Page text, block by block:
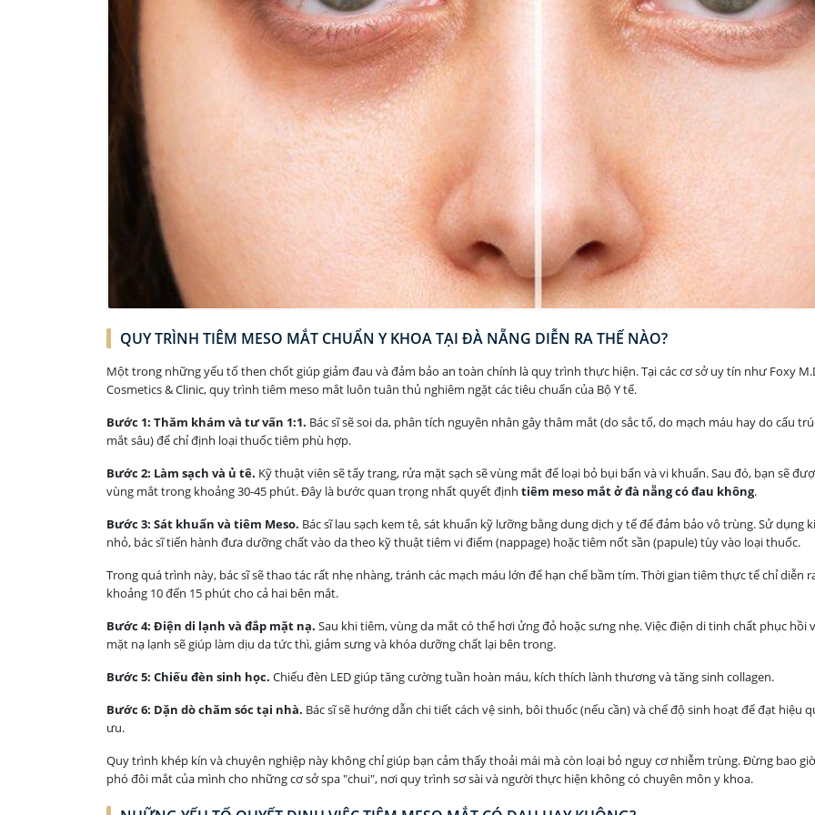
QUY TRÌNH TIÊM MESO MẮT CHUẨN Y KHOA TẠI ĐÀ NẴNG DIỄN RA THẾ NÀO?
Một trong những yếu tố then chốt giúp giảm đau và đảm bảo an toàn chính là quy trình thực hiện. Tại các cơ sở uy tín như Foxy
Cosmetics & Clinic, quy trình tiêm meso mắt luôn tuân thủ nghiêm ngặt các tiêu chuẩn của Bộ Y tế.
Bước 1: Thăm khám và tư vấn 1:1. Bác sĩ sẽ soi da, phân tích nguyên nhân gây thâm mắt (do sắc tố, do mạch máu hay do cấu
mắt sâu) để chỉ định loại thuốc tiêm phù hợp.
Bước 2: Làm sạch và ủ tê. Kỹ thuật viên sẽ tẩy trang, rửa mặt sạch sẽ vùng mắt để loại bỏ bụi bẩn và vi khuẩn. Sau đó, bạn sẽ
vùng mắt trong khoảng 30-45 phút. Đây là bước quan trọng nhất quyết định tiêm meso mắt ở đà nẵng có đau không.
Bước 3: Sát khuẩn và tiêm Meso. Bác sĩ lau sạch kem tê, sát khuẩn kỹ lưỡng bằng dung dịch y tế để đảm bảo vô trùng. Sử dụng
nhỏ, bác sĩ tiến hành đưa dưỡng chất vào da theo kỹ thuật tiêm vi điểm (nappage) hoặc tiêm nốt sần (papule) tùy vào loại thuốc.
Trong quá trình này, bác sĩ sẽ thao tác rất nhẹ nhàng, tránh các mạch máu lớn để hạn chế bầm tím. Thời gian tiêm thực tế chỉ diễn
khoảng 10 đến 15 phút cho cả hai bên mắt.
Bước 4: Điện di lạnh và đắp mặt nạ. Sau khi tiêm, vùng da mắt có thể hơi ửng đỏ hoặc sưng nhẹ. Việc điện di tinh chất phục hồi
mặt nạ lạnh sẽ giúp làm dịu da tức thì, giảm sưng và khóa dưỡng chất lại bên trong.
Bước 5: Chiếu đèn sinh học. Chiếu đèn LED giúp tăng cường tuần hoàn máu, kích thích lành thương và tăng sinh collagen.
Bước 6: Dặn dò chăm sóc tại nhà. Bác sĩ sẽ hướng dẫn chi tiết cách vệ sinh, bôi thuốc (nếu cần) và chế độ sinh hoạt để đạt hiệu
ưu.
Quy trình khép kín và chuyên nghiệp này không chỉ giúp bạn cảm thấy thoải mái mà còn loại bỏ nguy cơ nhiễm trùng. Đừng bao
phó đôi mắt của mình cho những cơ sở spa "chui", nơi quy trình sơ sài và người thực hiện không có chuyên môn y khoa.